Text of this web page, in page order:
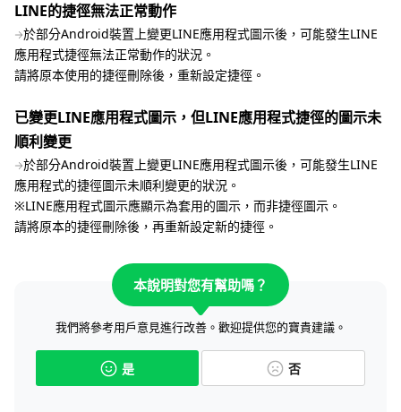
LINE的捷徑無法正常動作
於部分Android裝置上變更LINE應用程式圖示後，可能發生LINE
應用程式捷徑無法正常動作的狀況。
請將原本使用的捷徑刪除後，重新設定捷徑。
已變更LINE應用程式圖示，但LINE應用程式捷徑的圖示未
順利變更
於部分Android裝置上變更LINE應用程式圖示後，可能發生LINE
應用程式的捷徑圖示未順利變更的狀況。
※LINE應用程式圖示應顯示為套用的圖示，而非捷徑圖示。
請將原本的捷徑刪除後，再重新設定新的捷徑。
本說明對您有幫助嗎？
我們將參考用戶意見進行改善。歡迎提供您的寶貴建議。
是 否